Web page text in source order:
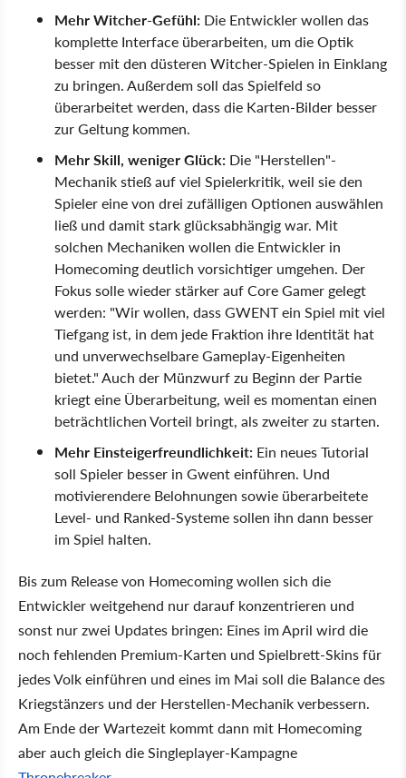
Mehr Witcher-Gefühl: Die Entwickler wollen das
komplette Interface überarbeiten, um die Optik
besser mit den düsteren Witcher-Spielen in Einklang
zu bringen. Außerdem soll das Spielfeld so
überarbeitet werden, dass die Karten-Bilder besser
zur Geltung kommen.
Mehr Skill, weniger Glück: Die "Herstellen"-
Mechanik stieß auf viel Spielerkritik, weil sie den
Spieler eine von drei zufälligen Optionen auswählen
ließ und damit stark glücksabhängig war. Mit
solchen Mechaniken wollen die Entwickler in
Homecoming deutlich vorsichtiger umgehen. Der
Fokus solle wieder stärker auf Core Gamer gelegt
werden: "Wir wollen, dass GWENT ein Spiel mit viel
Tiefgang ist, in dem jede Fraktion ihre Identität hat
und unverwechselbare Gameplay-Eigenheiten
bietet." Auch der Münzwurf zu Beginn der Partie
kriegt eine Überarbeitung, weil es momentan einen
beträchtlichen Vorteil bringt, als zweiter zu starten.
Mehr Einsteigerfreundlichkeit: Ein neues Tutorial
soll Spieler besser in Gwent einführen. Und
motivierendere Belohnungen sowie überarbeitete
Level- und Ranked-Systeme sollen ihn dann besser
im Spiel halten.
Bis zum Release von Homecoming wollen sich die
Entwickler weitgehend nur darauf konzentrieren und
sonst nur zwei Updates bringen: Eines im April wird die
noch fehlenden Premium-Karten und Spielbrett-Skins für
jedes Volk einführen und eines im Mai soll die Balance des
Kriegstänzers und der Herstellen-Mechanik verbessern.
Am Ende der Wartezeit kommt dann mit Homecoming
aber auch gleich die Singleplayer-Kampagne